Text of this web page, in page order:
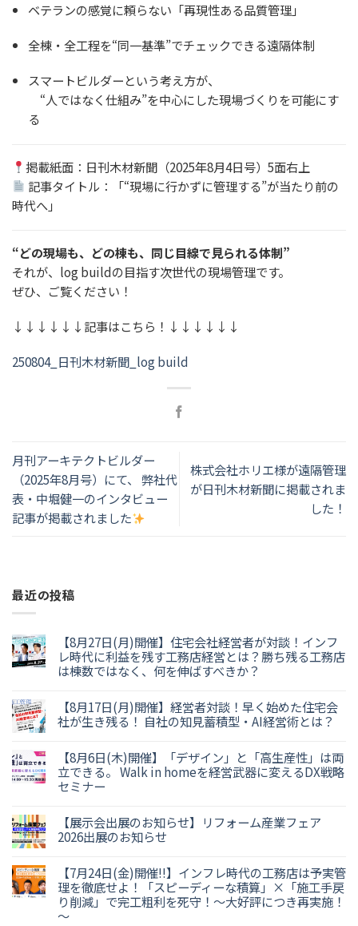
ベテランの感覚に頼らない「再現性ある品質管理」
全棟・全工程を“同一基準”でチェックできる遠隔体制
スマートビルダーという考え方が、
“人ではなく仕組み”を中心にした現場づくりを可能にす
る
掲載紙面：日刊木材新聞（2025年8月4日号）5面右上
記事タイトル：「“現場に行かずに管理する”が当たり前の
時代へ」
“どの現場も、どの棟も、同じ目線で見られる体制”
それが、log buildの目指す次世代の現場管理です。
ぜひ、ご覧ください！
↓↓↓↓↓↓記事はこちら！↓↓↓↓↓↓
250804_日刊木材新聞_log build
月刊アーキテクトビルダー
（2025年8月号）にて、 弊社代
表・中堀健一のインタビュー
記事が掲載されました
株式会社ホリエ様が遠隔管理
が日刊木材新聞に掲載されま
した！
最近の投稿
【8月27日(月)開催】住宅会社経営者が対談！インフ
レ時代に利益を残す工務店経営とは？勝ち残る工務店
は棟数ではなく、何を伸ばすべきか？
【8月17日(月)開催】経営者対談！早く始めた住宅会
社が生き残る！ 自社の知見蓄積型・AI経営術とは？
【8月6日(木)開催】「デザイン」と「高生産性」は両
立できる。 Walk in homeを経営武器に変えるDX戦略
セミナー
【展示会出展のお知らせ】リフォーム産業フェア
2026出展のお知らせ
【7月24日(金)開催!!】インフレ時代の工務店は予実管
理を徹底せよ！「スピーディーな積算」×「施工手戻
り削減」で完工粗利を死守！～大好評につき再実施！
～